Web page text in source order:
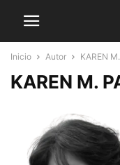
Inicio Autor KAREN
KAREN M.